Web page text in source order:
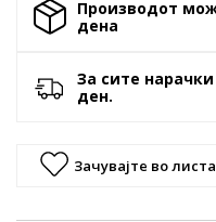
Производот
денa
За сите
ден.
Зачувајте во